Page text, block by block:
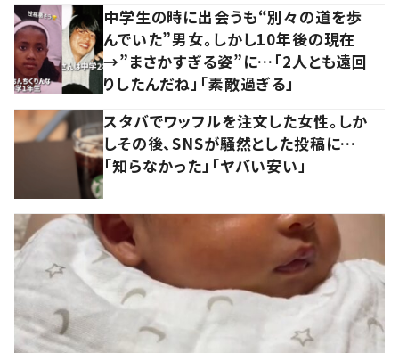
中学生の時に出会うも“別々の道を歩
んでいた”男女。しかし10年後の現在
→”まさかすぎる姿”に…「2人とも遠回
りしたんだね」「素敵過ぎる」
スタバでワッフルを注文した女性。しか
しその後、SNSが騒然とした投稿に…
「知らなかった」「ヤバい安い」